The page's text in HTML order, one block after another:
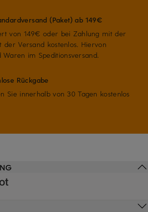
(Paket) ab 149€
von 149€ oder bei Zahlung mit der
der Versand kostenlos. Hiervon
im Speditionsversand.
Rückgabe
Sie innerhalb von 30 Tagen kostenlos